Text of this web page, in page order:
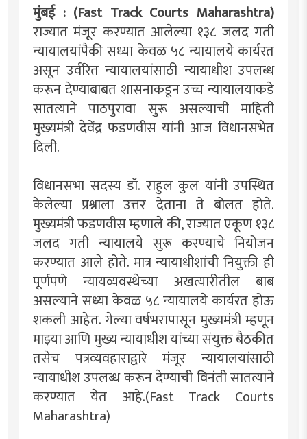
मुंबई : (Fast Track Courts Maharashtra)
राज्यात मंजूर करण्यात आलेल्या १३८ जलद गती
न्यायालयांपैकी सध्या केवळ ५८ न्यायालये कार्यरत
असून उर्वरित न्यायालयांसाठी न्यायाधीश उपलब्ध
करून देण्याबाबत शासनाकडून उच्च न्यायालयाकडे
सातत्याने पाठपुरावा सुरू असल्याची माहिती
मुख्यमंत्री देवेंद्र फडणवीस यांनी आज विधानसभेत
दिली.
विधानसभा सदस्य डॉ. राहुल कुल यांनी उपस्थित
केलेल्या प्रश्नाला उत्तर देताना ते बोलत होते.
मुख्यमंत्री फडणवीस म्हणाले की, राज्यात एकूण १३८
जलद गती न्यायालये सुरू करण्याचे नियोजन
करण्यात आले होते. मात्र न्यायाधीशांची नियुक्ती ही
पूर्णपणे न्यायव्यवस्थेच्या अखत्यारीतील बाब
असल्याने सध्या केवळ ५८ न्यायालये कार्यरत होऊ
शकली आहेत. गेल्या वर्षभरापासून मुख्यमंत्री म्हणून
माझ्या आणि मुख्य न्यायाधीश यांच्या संयुक्त बैठकीत
तसेच पत्रव्यवहाराद्वारे मंजूर न्यायालयांसाठी
न्यायाधीश उपलब्ध करून देण्याची विनंती सातत्याने
करण्यात येत आहे.(Fast Track Courts
Maharashtra)